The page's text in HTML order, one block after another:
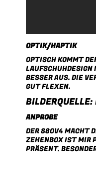
OPTIK/HAPTIK
OPTISCH KOMMT
BESSER AUS. DIE
UT FLEXEN.
BILDERQUELLE:
ANPROBE
DER 880V4 MACHT
EHENBOX IST MIR
RÄSENT.